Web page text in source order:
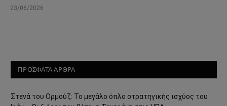
23/06/2026
ΠΡΟΣΦΑΤΑ ΑΡΘΡΑ
Στενά του Ορμούζ: Το μεγάλο όπλο στρατηγικής ισχύος του